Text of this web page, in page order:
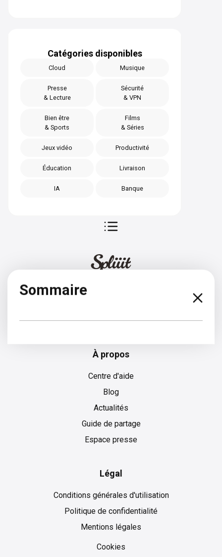
Catégories disponibles
Cloud Musique
Presse
& Lecture
Sécurité
& VPN
Bien être
& Sports
Films
& Séries
Jeux vidéo Productivité
Éducation Livraison
IA Banque
Sommaire
À propos
Centre d'aide
Blog
Actualités
Guide de partage
Espace presse
Légal
Conditions générales d'utilisation
Politique de confidentialité
Mentions légales
Cookies